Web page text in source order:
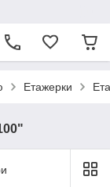
Етажерки